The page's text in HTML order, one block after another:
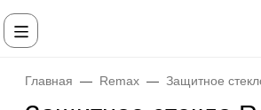
Главная Remax Защитное